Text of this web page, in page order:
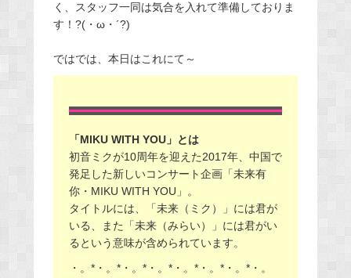
く、スタッフ一同は気合を入れて準備しておりま
す！?(・ω・´?)
ではでは、本日はこれにて～
「MIKU WITH YOU」とは
初音ミクが10周年を迎えた2017年、中国で
発足した新しいコンサート企画「未来有
你・MIKU WITH YOU」。
タイトルには、「未来（ミク）」には君が
いる、また「未来（みらい）」には君がい
るという意味が含められています。
・。*・。*・。*・。*・。*・。*・。*・。